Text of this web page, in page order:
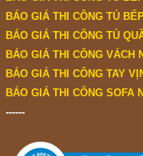
BÁO GIÁ THI CÔNG TỦ
BÁO GIÁ THI CÔNG TỦ
BÁO GIÁ THI CÔNG VÁCH
BÁO GIÁ THI CÔNG TAY
BÁO GIÁ THI CÔNG SOFA
------